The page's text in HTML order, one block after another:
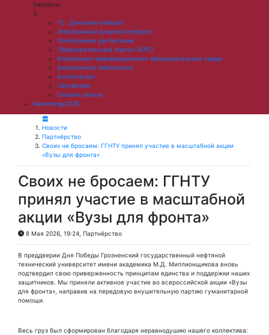
Сервисы
1С : Документооборот
Электронный документооборот
Электронное расписание
Образовательный портал (БРС)
Электронно-информационная образовательная среда
Электронная библиотека
Антиплагиат
Портфолио
Онлайн оплата
Geoenergy2026
Новости
Партнёрство
Своих не бросаем: ГГНТУ принял участие в масштабной акции
«Вузы для фронта»
Своих не бросаем: ГГНТУ
принял участие в масштабной
акции «Вузы для фронта»
8 Мая 2026, 19:24, Партнёрство
В преддверии Дня Победы Грозненский государственный нефтяной
технический университет имени академика М.Д. Миллионщикова вновь
подтвердил свою приверженность принципам единства и поддержки наших
защитников. Мы приняли активное участие во всероссийской акции «Вузы
для фронта», направив на передовую внушительную партию гуманитарной
помощи.
Весь груз был сформирован благодаря неравнодушию нашего коллектива: